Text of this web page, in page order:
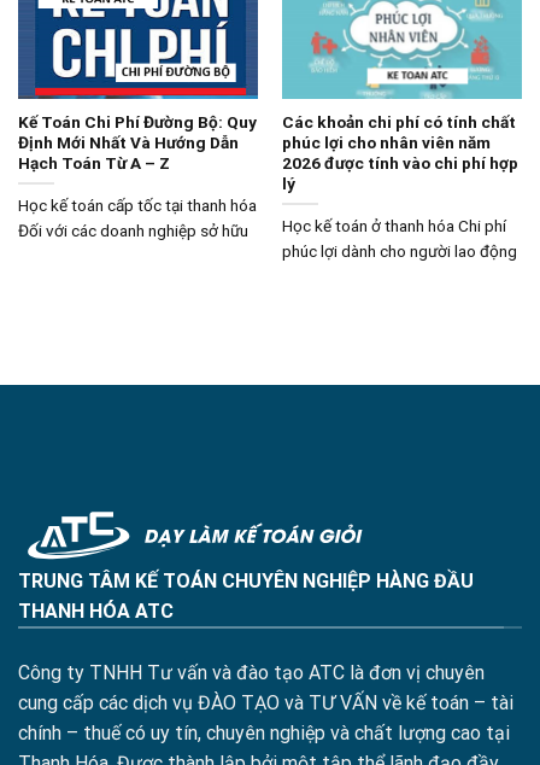
Kế Toán Chi Phí Đường Bộ: Quy
Định Mới Nhất Và Hướng Dẫn
Hạch Toán Từ A – Z
Học kế toán cấp tốc tại thanh hóa
Đối với các doanh nghiệp sở hữu
Các khoản chi phí có tính chất
phúc lợi cho nhân viên năm
2026 được tính vào chi phí hợp
lý
Học kế toán ở thanh hóa Chi phí
phúc lợi dành cho người lao động
TRUNG TÂM KẾ TOÁN CHUYÊN NGHIỆP HÀNG ĐẦU
THANH HÓA ATC
Công ty TNHH Tư vấn và đào tạo ATC là đơn vị chuyên
cung cấp các dịch vụ ĐÀO TẠO và TƯ VẤN về kế toán – tài
chính – thuế có uy tín, chuyên nghiệp và chất lượng cao tại